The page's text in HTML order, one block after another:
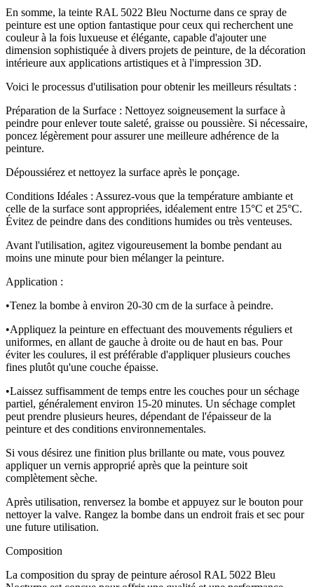
En somme, la teinte RAL 5022 Bleu Nocturne dans ce spray de
peinture est une option fantastique pour ceux qui recherchent une
couleur à la fois luxueuse et élégante, capable d'ajouter une
dimension sophistiquée à divers projets de peinture, de la décoration
intérieure aux applications artistiques et à l'impression 3D.
Voici le processus d'utilisation pour obtenir les meilleurs résultats :
Préparation de la Surface : Nettoyez soigneusement la surface à
peindre pour enlever toute saleté, graisse ou poussière. Si nécessaire,
poncez légèrement pour assurer une meilleure adhérence de la
peinture.
Dépoussiérez et nettoyez la surface après le ponçage.
Conditions Idéales : Assurez-vous que la température ambiante et
celle de la surface sont appropriées, idéalement entre 15°C et 25°C.
Évitez de peindre dans des conditions humides ou très venteuses.
Avant l'utilisation, agitez vigoureusement la bombe pendant au
moins une minute pour bien mélanger la peinture.
Application :
•Tenez la bombe à environ 20-30 cm de la surface à peindre.
•Appliquez la peinture en effectuant des mouvements réguliers et
uniformes, en allant de gauche à droite ou de haut en bas. Pour
éviter les coulures, il est préférable d'appliquer plusieurs couches
fines plutôt qu'une couche épaisse.
•Laissez suffisamment de temps entre les couches pour un séchage
partiel, généralement environ 15-20 minutes. Un séchage complet
peut prendre plusieurs heures, dépendant de l'épaisseur de la
peinture et des conditions environnementales.
Si vous désirez une finition plus brillante ou mate, vous pouvez
appliquer un vernis approprié après que la peinture soit
complètement sèche.
Après utilisation, renversez la bombe et appuyez sur le bouton pour
nettoyer la valve. Rangez la bombe dans un endroit frais et sec pour
une future utilisation.
Composition
La composition du spray de peinture aérosol RAL 5022 Bleu